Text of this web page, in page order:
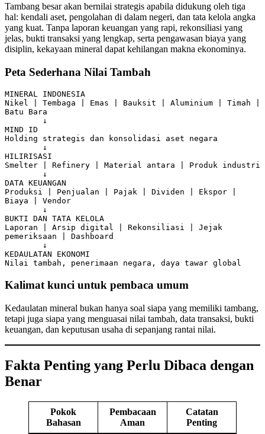
Tambang besar akan bernilai strategis apabila didukung oleh tiga
hal: kendali aset, pengolahan di dalam negeri, dan tata kelola angka
yang kuat. Tanpa laporan keuangan yang rapi, rekonsiliasi yang
jelas, bukti transaksi yang lengkap, serta pengawasan biaya yang
disiplin, kekayaan mineral dapat kehilangan makna ekonominya.
Peta Sederhana Nilai Tambah
MINERAL INDONESIA
Nikel | Tembaga | Emas | Bauksit | Aluminium | Timah |
Batu Bara
MIND ID
Holding strategis dan konsolidasi aset negara
HILIRISASI
Smelter | Refinery | Material antara | Produk industri
DATA KEUANGAN
Produksi | Penjualan | Pajak | Dividen | Ekspor |
Biaya | Vendor
BUKTI DAN TATA KELOLA
Laporan | Arsip digital | Rekonsiliasi | Jejak
pemeriksaan | Dashboard
KEDAULATAN EKONOMI
Nilai tambah, penerimaan negara, daya tawar global
Kalimat kunci untuk pembaca umum
Kedaulatan mineral bukan hanya soal siapa yang memiliki tambang,
tetapi juga siapa yang menguasai nilai tambah, data transaksi, bukti
keuangan, dan keputusan usaha di sepanjang rantai nilai.
Fakta Penting yang Perlu Dibaca dengan
Benar
Pokok
Bahasan
Pembacaan
Aman
Catatan
Penting